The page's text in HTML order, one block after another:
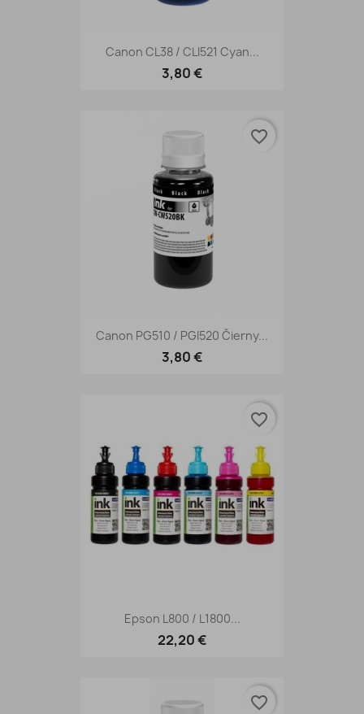
Canon CL38 / CLI521 Cyan...
3,80 €
Canon PG510 / PGI520 Čierny...
3,80 €
favorite_border
Epson L800 / L1800...
22,20 €
favorite_border
favorite_border